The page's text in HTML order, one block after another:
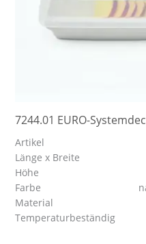
7244.01 EURO-
Artikel
Länge x Breite
Höhe
Farbe
Material
Temperaturbeständig